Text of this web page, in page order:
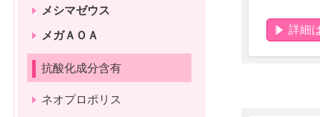
詳細
メシマゼウス
メガＡＯＡ
抗酸化成分含有
ネオプロポリス